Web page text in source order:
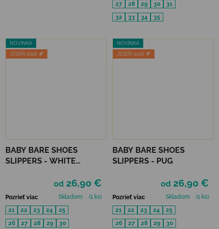
27
28 29 30
31
32
33 34 35
NOVINKA
JESEŇ 2026 🍂
BABY BARE SHOES
SLIPPERS - WHITE
od 26,90 €
Pozrieť viac Skladom
(1 ks)
21
22 23 24
25
26
27 28 29
30
NOVINKA
JESEŇ 2026 🍂
BABY BARE SHOES
SLIPPERS - PUG
od 26,90 €
Pozrieť viac Skladom
(1 ks)
21
22 23 24
25
26
27 28 29
30